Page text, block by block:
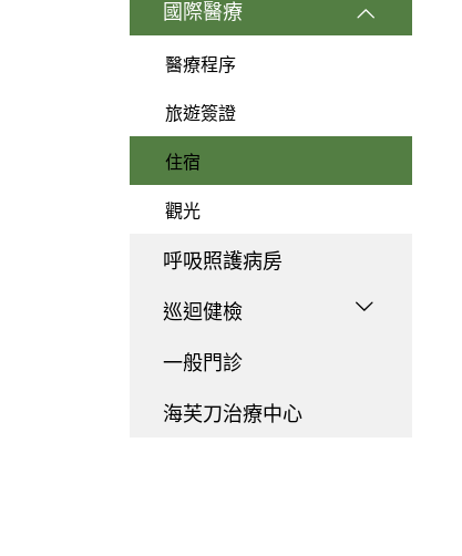
國際醫療
醫療程序
旅遊簽證
住宿
觀光
呼吸照護病房
巡迴健檢
基礎健康檢查
成人健康檢查
一般門診
海芙刀治療中心